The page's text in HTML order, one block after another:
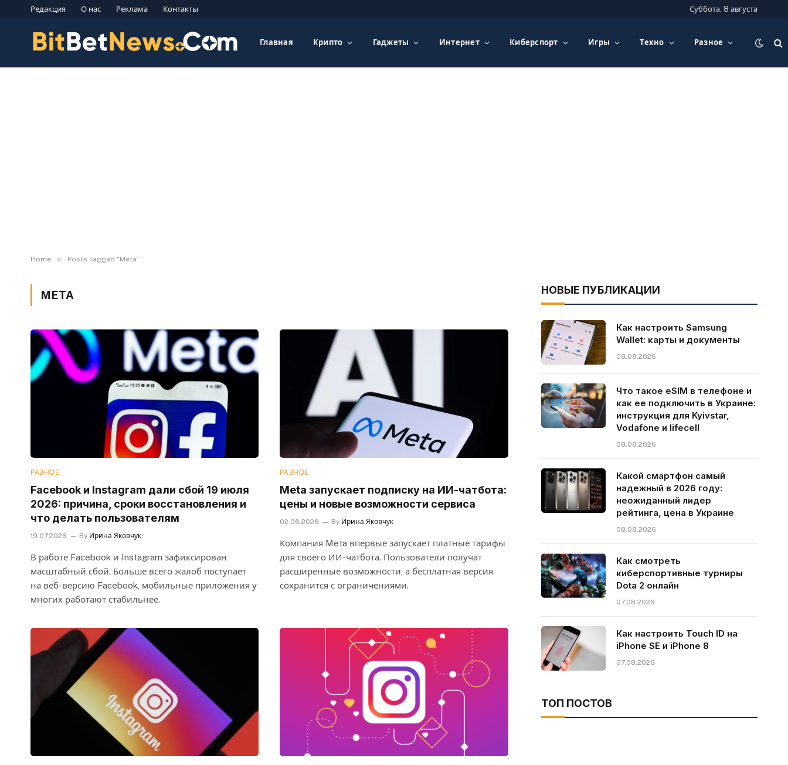
Редакция О нас Реклама Контакты Суббота, 8 августа
Главная Крипто Гаджеты Интернет Киберспорт Игры Техно Разное
Home » Posts Tagged "Meta"
META
РАЗНОЕ
Facebook и Instagram дали сбой 19 июля
2026: причина, сроки восстановления и
что делать пользователям
19.07.2026 By Ирина Яковчук
В работе Facebook и Instagram зафиксирован
масштабный сбой. Больше всего жалоб поступает
на веб-версию Facebook, мобильные приложения у
многих работают стабильнее.
РАЗНОЕ
Meta запускает подписку на ИИ-чатбота:
цены и новые возможности сервиса
02.06.2026 By Ирина Яковчук
Компания Meta впервые запускает платные тарифы
для своего ИИ-чатбота. Пользователи получат
расширенные возможности, а бесплатная версия
сохранится с ограничениями.
НОВЫЕ ПУБЛИКАЦИИ
Как настроить Samsung
Wallet: карты и документы
08.08.2026
Что такое eSIM в телефоне и
как ее подключить в Украине:
инструкция для Kyivstar,
Vodafone и lifecell
08.08.2026
Какой смартфон самый
надежный в 2026 году:
неожиданный лидер
рейтинга, цена в Украине
08.08.2026
Как смотреть
киберспортивные турниры
Dota 2 онлайн
07.08.2026
Как настроить Touch ID на
iPhone SE и iPhone 8
07.08.2026
ТОП ПОСТОВ